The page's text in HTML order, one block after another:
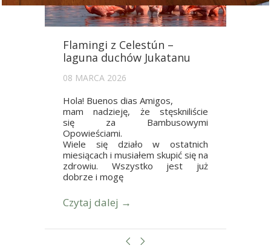
Flamingi z Celestún –
laguna duchów Jukatanu
08 MARCA 2026
Hola! Buenos dias Amigos,
mam nadzieję, że stęskniliście
się za Bambusowymi
Opowieściami.
Wiele się działo w ostatnich
miesiącach i musiałem skupić się na
zdrowiu. Wszystko jest już
dobrze i mogę
Czytaj dalej →